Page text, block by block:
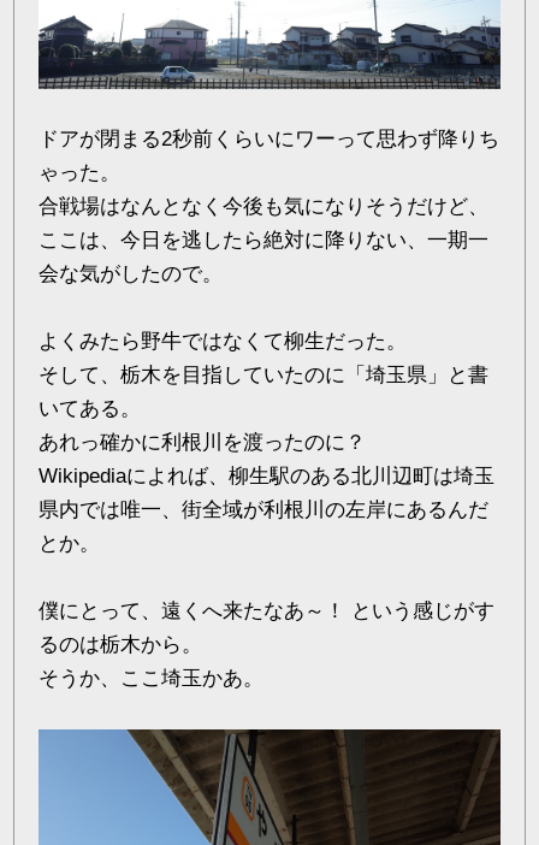
ドアが閉まる2秒前くらいにワーって思わず降りち
ゃった。
合戦場はなんとなく今後も気になりそうだけど、
ここは、今日を逃したら絶対に降りない、一期一
会な気がしたので。
よくみたら野牛ではなくて柳生だった。
そして、栃木を目指していたのに「埼玉県」と書
いてある。
あれっ確かに利根川を渡ったのに？
Wikipediaによれば、柳生駅のある北川辺町は埼玉
県内では唯一、街全域が利根川の左岸にあるんだ
とか。
僕にとって、遠くへ来たなあ～！ という感じがす
るのは栃木から。
そうか、ここ埼玉かあ。